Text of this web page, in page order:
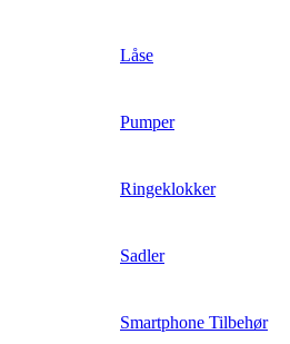
Låse
Pumper
Ringeklokker
Sadler
Smartphone Tilbehør